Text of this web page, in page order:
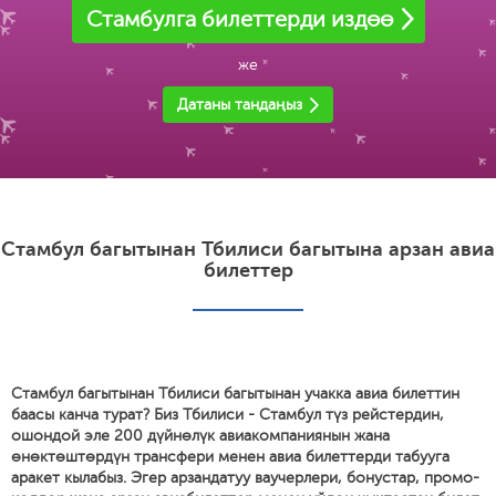
Стамбулга билеттерди издөө
же
Датаны тандаңыз
Стамбул багытынан Тбилиси багытына арзан авиа
билеттер
Стамбул багытынан Тбилиси багытынан учакка авиа билеттин
баасы канча турат? Биз Тбилиси - Стамбул түз рейстердин,
ошондой эле 200 дүйнөлүк авиакомпаниянын жана
өнөктөштөрдүн трансфери менен авиа билеттерди табууга
аракет кылабыз. Эгер арзандатуу ваучерлери, бонустар, промо-